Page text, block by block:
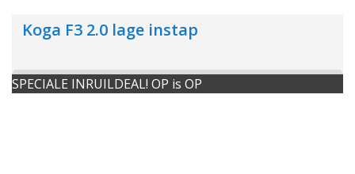
Koga F3 2.0 lage instap
SPECIALE INRUILDEAL! OP is OP